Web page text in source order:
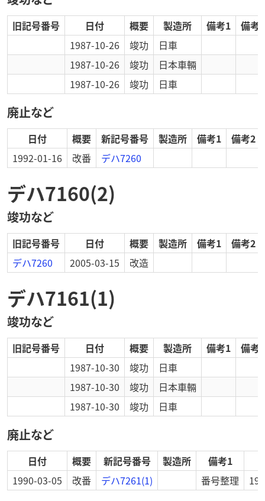
旧記号番号 日付 概要 製造所 備考1
備考2
1987-10-26
竣功
日車
1987-10-26
竣功
日本車輛
1987-10-26
竣功 日車
廃止など
日付 概要 新記号番号 製造所 備考1
備考2
1992-01-16
改番 デハ7260
デハ7160(2)
竣功など
旧記号番号 日付 概要 製造所 備考1
備考2
デハ7260
2005-03-15 改造
デハ7161(1)
竣功など
旧記号番号 日付 概要 製造所 備考1
備考2
1987-10-30
竣功
日車
1987-10-30
竣功
日本車輛
1987-10-30
竣功 日車
廃止など
日付 概要 新記号番号 製造所
備考1
1990-03-05
改番 デハ7261(1) 番号整理